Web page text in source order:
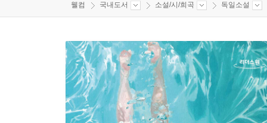
웰컴 국내도서 소설/시/희곡 독일소설